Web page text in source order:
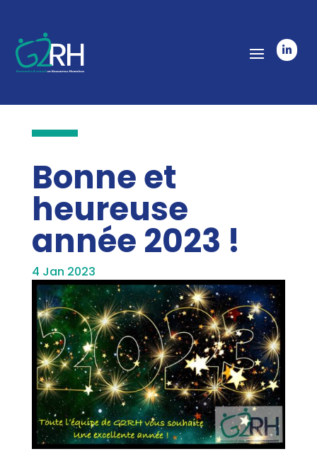

Bonne et
heureuse
année 2023 !
4 Jan 2023